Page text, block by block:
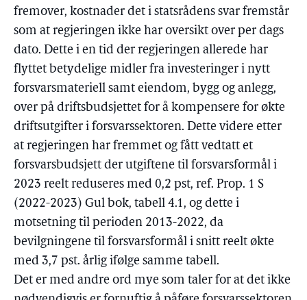
fremover, kostnader det i statsrådens svar fremstår
som at regjeringen ikke har oversikt over per dags
dato. Dette i en tid der regjeringen allerede har
flyttet betydelige midler fra investeringer i nytt
forsvarsmateriell samt eiendom, bygg og anlegg,
over på driftsbudsjettet for å kompensere for økte
driftsutgifter i forsvarssektoren. Dette videre etter
at regjeringen har fremmet og fått vedtatt et
forsvarsbudsjett der utgiftene til forsvarsformål i
2023 reelt reduseres med 0,2 pst, ref. Prop. 1 S
(2022-2023) Gul bok, tabell 4.1, og dette i
motsetning til perioden 2013-2022, da
bevilgningene til forsvarsformål i snitt reelt økte
med 3,7 pst. årlig ifølge samme tabell.
Det er med andre ord mye som taler for at det ikke